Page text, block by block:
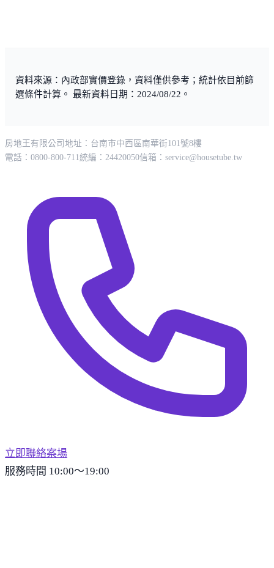
資料來源：內政部實價登錄，資料僅供參考；統計依目前篩
選條件計算。 最新資料日期：2024/08/22。
房地王有限公司 地址：台南市中西區南華街101號8樓
電話：0800-800-711統編：24420050信箱： service@housetube.tw
立即聯絡案場
服務時間 10:00～19:00